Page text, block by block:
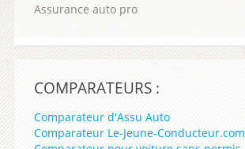
Assurance auto pro
COMPARATEURS :
Comparateur d'Assu Auto
Comparateur Le-Jeune-Conducteur.com